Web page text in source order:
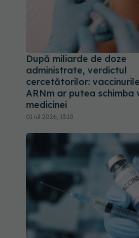
După miliarde de doze
administrate, verdictul
cercetătorilor:
ARNm ar putea schimba
medicinei
01 iul 2026, 13:10